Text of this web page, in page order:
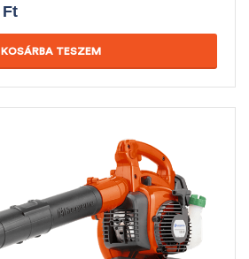
Ft
KOSÁRBA TESZEM